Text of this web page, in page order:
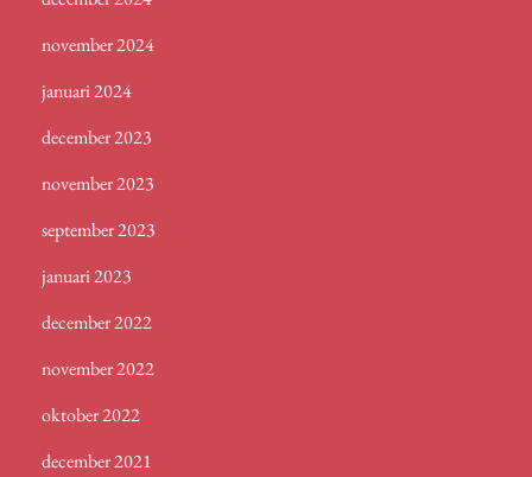
november 2024
januari 2024
december 2023
november 2023
september 2023
januari 2023
december 2022
november 2022
oktober 2022
december 2021